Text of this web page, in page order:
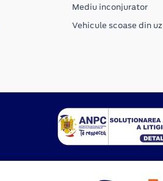
Mediu inconjurator
Vehicule scoase din uz